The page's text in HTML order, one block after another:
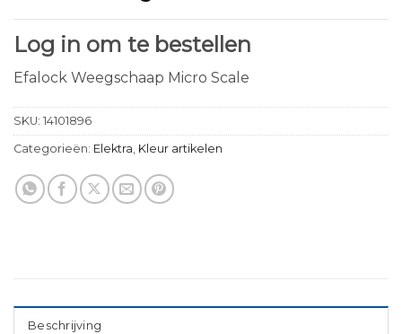
Log in om te bestellen
Efalock Weegschaap Micro Scale
SKU: 14101896
Categorieën: Elektra, Kleur artikelen
Beschrijving